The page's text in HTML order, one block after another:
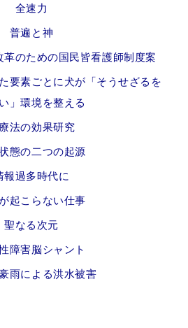
全速力
普遍と神
のための国民皆看護師制度案
要素ごとに犬が「そうせざるを
」環境を整える
法の効果研究
態の二つの起源
報過多時代に
起こらない仕事
聖なる次元
障害脳シャント
雨による洪水被害